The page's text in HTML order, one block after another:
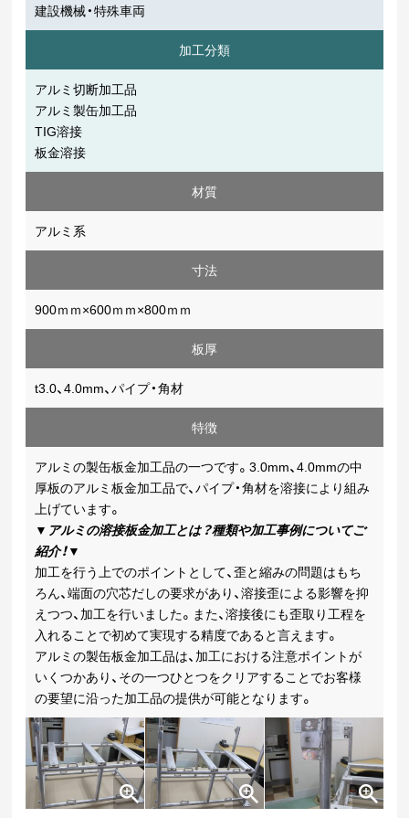
建設機械・特殊車両
加工分類
アルミ切断加工品
アルミ製缶加工品
TIG溶接
板金溶接
材質
アルミ系
寸法
900ｍｍ×600ｍｍ×800ｍｍ
板厚
t3.0、4.0mm、パイプ・角材
特徴
アルミの製缶板金加工品の一つです。3.0mm、4.0mmの中
厚板のアルミ板金加工品で、パイプ・角材を溶接により組み
上げています。
▼ アルミの溶接板金加工とは？種類や加工事例についてご
紹介！▼
加工を行う上でのポイントとして、歪と縮みの問題はもち
ろん、端面の穴芯だしの要求があり、溶接歪による影響を抑
えつつ、加工を行いました。また、溶接後にも歪取り工程を
入れることで初めて実現する精度であると言えます。
アルミの製缶板金加工品は、加工における注意ポイントが
いくつかあり、その一つひとつをクリアすることでお客様
の要望に沿った加工品の提供が可能となります。